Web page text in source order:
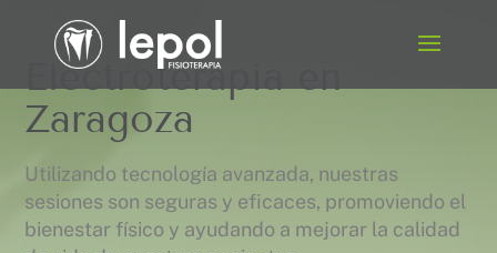
Electroterapia en
Zaragoza
Utilizando tecnología avanzada, nuestras
sesiones son seguras y eficaces, promoviendo el
bienestar físico y ayudando a mejorar la calidad